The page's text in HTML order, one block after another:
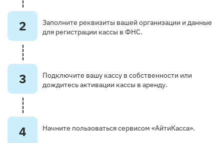
2
Заполните реквизиты вашей организации и данные
для регистрации кассы в ФНС.
3
Подключите вашу кассу в собственности или
дождитесь активации кассы в аренду.
4 Начните пользоваться сервисом «АйтиКасса».